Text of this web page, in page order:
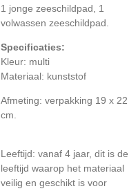
1 jonge zeeschildpad, 1
volwassen zeeschildpad.
Specificaties:
Kleur: multi
Materiaal: kunststof
Afmeting: verpakking 19 x 22
cm.
Leeftijd: vanaf 4 jaar, dit is de
leeftijd waarop het materiaal
veilig en geschikt is voor